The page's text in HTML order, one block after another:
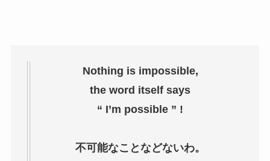
Nothing is impossible,
the word itself says
“ I’m possible ” !
不可能なことなどないわ。